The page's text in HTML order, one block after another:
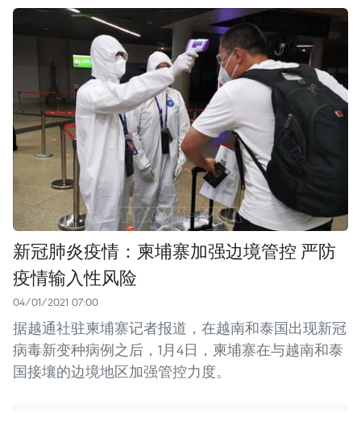
新冠肺炎疫情：柬埔寨加强边境管控 严防
疫情输入性风险
04/01/2021 07:00
据越通社驻柬埔寨记者报道，在越南和泰国出现新冠
病毒新变种病例之后，1月4日，柬埔寨在与越南和泰
国接壤的边境地区加强管控力度。